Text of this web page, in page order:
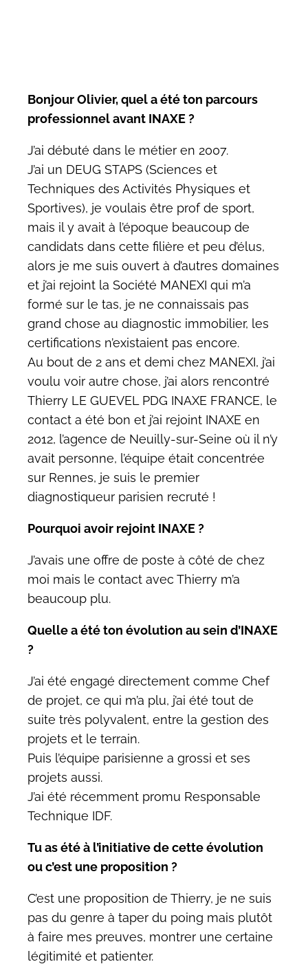
Bonjour Olivier, quel a été ton parcours
professionnel avant INAXE ?
J’ai débuté dans le métier en 2007.
J’ai un DEUG STAPS (Sciences et
Techniques des Activités Physiques et
Sportives), je voulais être prof de sport,
mais il y avait à l’époque beaucoup de
candidats dans cette filière et peu d’élus,
alors je me suis ouvert à d’autres domaines
et j’ai rejoint la Société MANEXI qui m’a
formé sur le tas, je ne connaissais pas
grand chose au diagnostic immobilier, les
certifications n’existaient pas encore.
Au bout de 2 ans et demi chez MANEXI, j’ai
voulu voir autre chose, j’ai alors rencontré
Thierry LE GUEVEL PDG INAXE FRANCE, le
contact a été bon et j’ai rejoint INAXE en
2012, l’agence de Neuilly-sur-Seine où il n’y
avait personne, l’équipe était concentrée
sur Rennes, je suis le premier
diagnostiqueur parisien recruté !
Pourquoi avoir rejoint INAXE ?
J’avais une offre de poste à côté de chez
moi mais le contact avec Thierry m’a
beaucoup plu.
Quelle a été ton évolution au sein d’INAXE
?
J’ai été engagé directement comme Chef
de projet, ce qui m’a plu, j’ai été tout de
suite très polyvalent, entre la gestion des
projets et le terrain.
Puis l’équipe parisienne a grossi et ses
projets aussi.
J’ai été récemment promu Responsable
Technique IDF.
Tu as été à l’initiative de cette évolution
ou c’est une proposition ?
C’est une proposition de Thierry, je ne suis
pas du genre à taper du poing mais plutôt
à faire mes preuves, montrer une certaine
légitimité et patienter.